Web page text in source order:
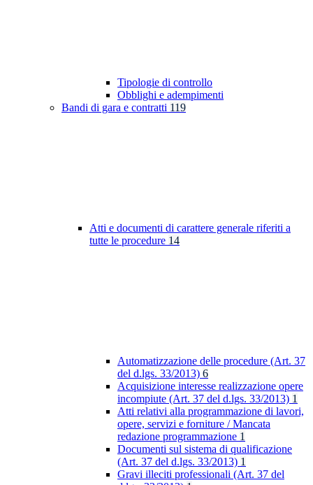
Tipologie di controllo
Obblighi e adempimenti
Bandi di gara e contratti 119
Atti e documenti di carattere generale riferiti a
tutte le procedure 14
Automatizzazione delle procedure (Art. 37
del d.lgs. 33/2013) 6
Acquisizione interesse realizzazione opere
incompiute (Art. 37 del d.lgs. 33/2013) 1
Atti relativi alla programmazione di lavori,
opere, servizi e forniture / Mancata
redazione programmazione 1
Documenti sul sistema di qualificazione
(Art. 37 del d.lgs. 33/2013) 1
Gravi illeciti professionali (Art. 37 del